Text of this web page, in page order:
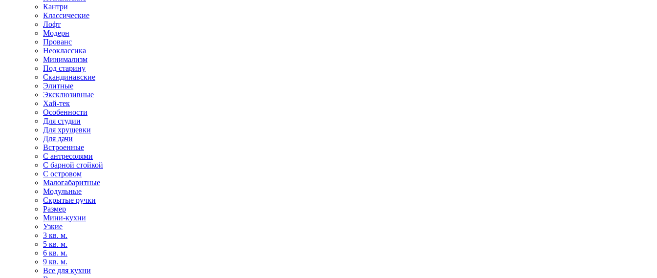
Кантри
Классические
Лофт
Модерн
Прованс
Неоклассика
Минимализм
Под старину
Скандинавские
Элитные
Эксклюзивные
Хай-тек
Особенности
Для студии
Для хрущевки
Для дачи
Встроенные
С антресолями
С барной стойкой
С островом
Малогабаритные
Модульные
Скрытые ручки
Размер
Мини-кухни
Узкие
3 кв. м.
5 кв. м.
6 кв. м.
9 кв. м.
Все для кухни